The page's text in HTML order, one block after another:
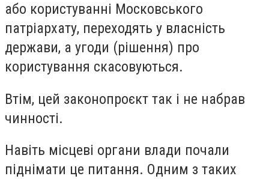
або користуванні Московського
патріархату, переходять у власність
держави, а угоди (рішення) про
користування скасовуються.
Втім, цей законопроєкт так і не набрав
чинності.
Навіть місцеві органи влади почали
піднімати це питання. Одним з таких